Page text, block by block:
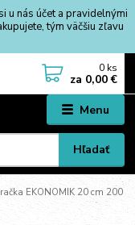
u nás účet a pravidelnými
tým väčšiu zľavu
Menu
Hľadať
0 ks
za 0,00 €
EKONOMIK 20 cm 200